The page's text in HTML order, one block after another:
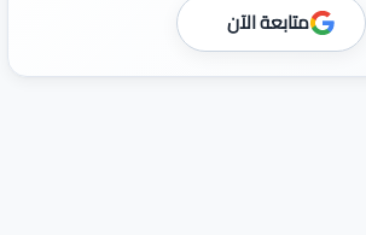
متابعة الآن